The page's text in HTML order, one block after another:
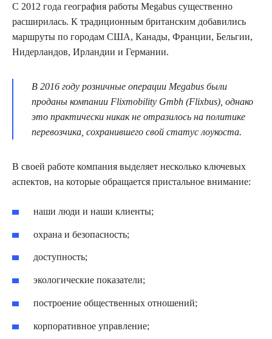
С 2012 года география работы Megabus существенно
расширилась. К традиционным британским добавились
маршруты по городам США, Канады, Франции, Бельгии,
Нидерландов, Ирландии и Германии.
В 2016 году розничные операции Megabus были
проданы компании Flixmobility Gmbh (Flixbus), однако
это практически никак не отразилось на политике
перевозчика, сохранившего свой статус лоукоста.
В своей работе компания выделяет несколько ключевых
аспектов, на которые обращается пристальное внимание:
наши люди и наши клиенты;
охрана и безопасность;
доступность;
экологические показатели;
построение общественных отношений;
корпоративное управление;